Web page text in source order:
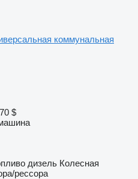
коммунальная
$
дизель Колесная
рессора